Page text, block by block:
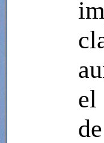
el